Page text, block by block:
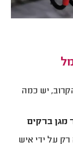
יש כמה
מגן ברקים
על ידי איש